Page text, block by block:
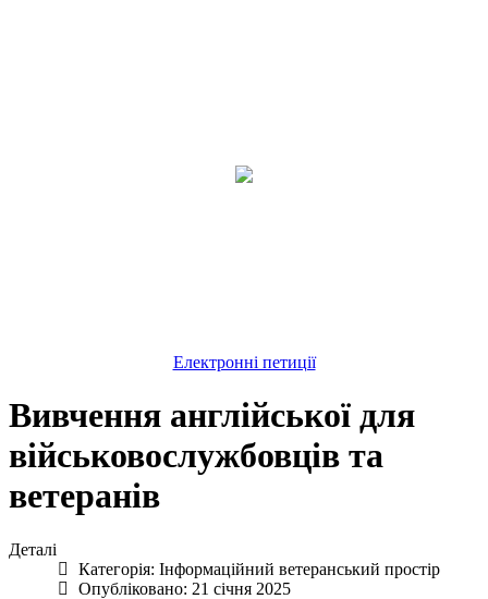
Електронні петиції
Вивчення англійської для
військовослужбовців та
ветеранів
Деталі
Категорія: Інформаційний ветеранський простір
Опубліковано: 21 січня 2025